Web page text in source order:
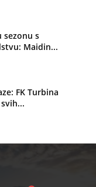
sezonu s
Maidin...
FK Turbina